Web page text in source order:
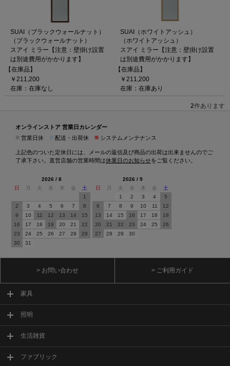
SUAI（ブラックウォールナット）
（ブラックウォールナット）
スアイ ミラー【注意：壁掛け設置
は別途費用がかかります】
【在庫品】
￥211,200
在庫：在庫なし
SUAI（ホワイトアッシュ）
（ホワイトアッシュ）
スアイ ミラー【注意：壁掛け設置
は別途費用がかかります】
【在庫品】
￥211,200
在庫：在庫あり
2件あります
オンラインストア 営業日カレンダー
営業日休 配送・出荷休 ■ システムメンテナンス
上記色のついた定休日には、メールの返信及び商品の出荷は出来ませんのでご
了承下さい。直営店舗の営業時間は休業日のお知らせをご覧ください。
2026 / 8
日
月 火 水 木 金
土
1
2
3 4 5 6 7
8
9
10 11 12 13 14
15
16
17 18 19 20 21
22
23
24 25 26 27 28
29
30
31
2026 / 9
日
月 火 水 木 金
土
1
2 3 4
5
6
7 8 9 10 11
12
13
14 15 16 17 18
19
20
21 22 23 24 25
26
27
28 29 30
> お問い合わせ > ご利用ガイド
家具
照明
生活雑貨
ファブリック